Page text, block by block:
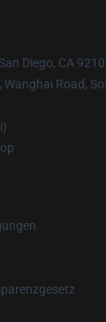
Diego, CA
Wanghai Road,